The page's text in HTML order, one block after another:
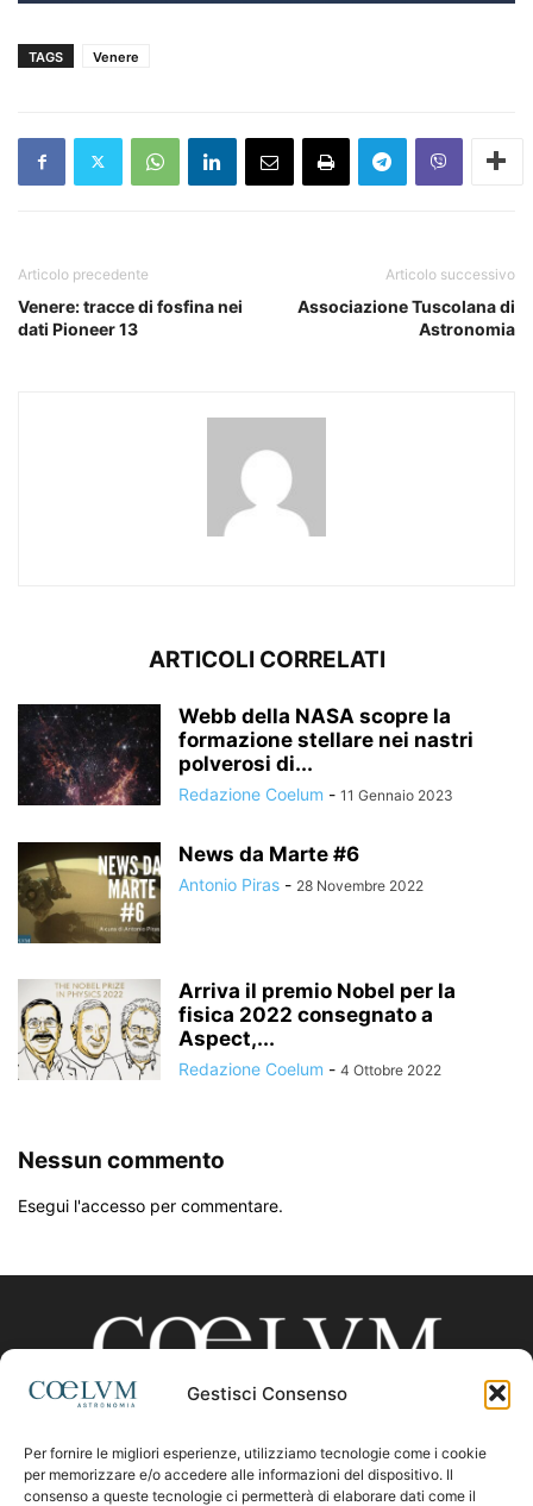
Gestisci Consenso
Per fornire le migliori esperienze, utilizziamo tecnologie come i cookie
per memorizzare e/o accedere alle informazioni del dispositivo. Il
consenso a queste tecnologie ci permetterà di elaborare dati come il
TAGS Venere
Articolo precedente
Venere: tracce di fosfina nei
dati Pioneer 13
Articolo successivo
Associazione Tuscolana di
Astronomia
ARTICOLI CORRELATI
Webb della NASA scopre la
formazione stellare nei nastri
polverosi di...
Redazione Coelum - 11 Gennaio 2023
News da Marte #6
Antonio Piras - 28 Novembre 2022
Arriva il premio Nobel per la
fisica 2022 consegnato a
Aspect,...
Redazione Coelum - 4 Ottobre 2022
Nessun commento
Esegui l'accesso per commentare.
CHI SIAMO